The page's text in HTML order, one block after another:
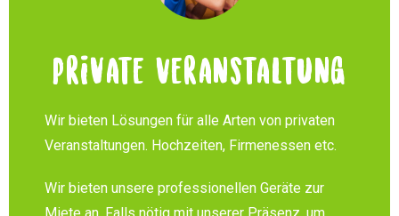
Private Veranstaltung
Wir bieten Lösungen für alle Arten von privaten
Veranstaltungen. Hochzeiten, Firmenessen etc.
Wir bieten unsere professionellen Geräte zur